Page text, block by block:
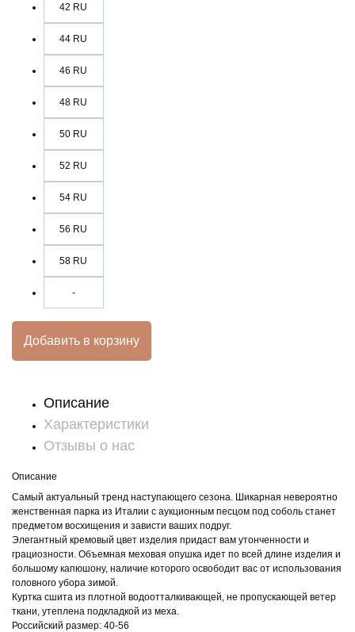
42 RU
44 RU
46 RU
48 RU
50 RU
52 RU
54 RU
56 RU
58 RU
-
Добавить в корзину
Описание
Характеристики
Отзывы о нас
Описание
Самый актуальный тренд наступающего сезона. Шикарная невероятно
женственная парка из Италии с аукционным песцом под соболь станет
предметом восхищения и зависти ваших подруг.
Элегантный кремовый цвет изделия придаст вам утонченности и
грациозности. Объемная меховая опушка идет по всей длине изделия и
большому капюшону, наличие которого освободит вас от использования
головного убора зимой.
Куртка сшита из плотной водоотталкивающей, не пропускающей ветер
ткани, утеплена подкладкой из меха.
Российский размер: 40-56